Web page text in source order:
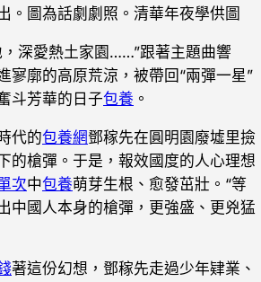
。圖為話劇劇照。清華年夜學供圖
深愛熱土家園……”跟著主題曲響
寥廓的高原荒涼，被帶回“兩彈一星”
斗芳華的日子包養 。
代的包養網鄧稼先在圓明園廢墟里撿
的槍彈。于是，報效國度的人心理想
次中包養萌芽生根、愈發茁壯。“等
中國人本身的槍彈，更強盛、更兇猛
著這份幻想，鄧稼先走過少年肄業、